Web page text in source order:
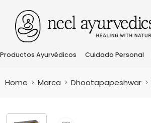
Productos Ayurvédicos Cuidado Personal
Home Marca Dhootapapeshwar